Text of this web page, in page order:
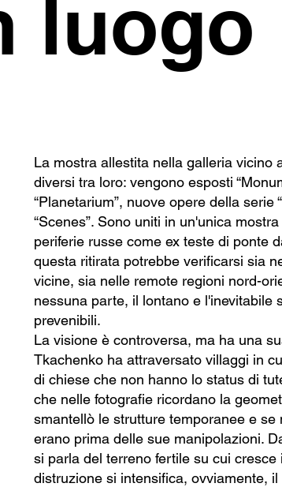
luogo
La mostra allestita nella galleria vicino
diversi tra loro: vengono esposti
“Planetarium”, nuove opere della serie
“Scenes”. Sono uniti in un'unica
periferie russe come ex teste di ponte
questa ritirata potrebbe verificarsi sia
vicine, sia nelle remote regioni nord-
nessuna parte, il lontano e l'inevitabile
prevenibili.
La visione è controversa, ma ha una
Tkachenko ha attraversato villaggi in
di chiese che non hanno lo status di
che nelle fotografie ricordano la
smantellò le strutture temporanee e
erano prima delle sue manipolazioni.
si parla del terreno fertile su cui
distruzione si intensifica, ovviamente,